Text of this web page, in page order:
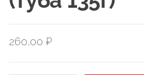
260,00 ₽